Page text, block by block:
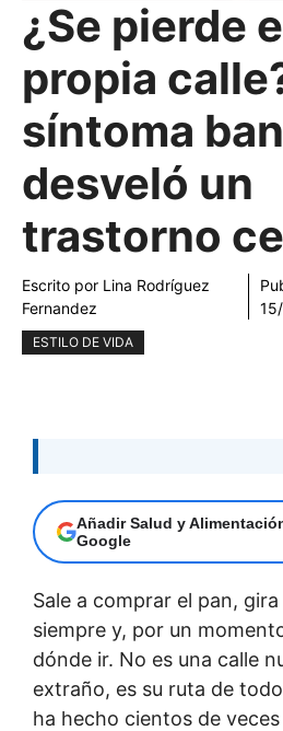
¿Se pierde
propia
síntoma
desveló un
trastorno
Escrito por Lina Rodríguez
Fernandez
ESTILO DE VIDA
Añadir Salud y
Google
Sale a comprar el pan,
siempre y, por un
dónde ir. No es una calle
extraño, es su ruta de
ha hecho cientos de